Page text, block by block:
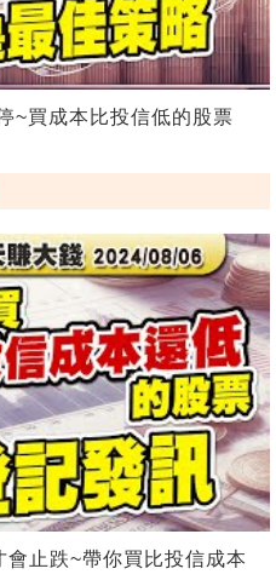
~買成本比投信低的股票
止跌~帶你買比投信成本